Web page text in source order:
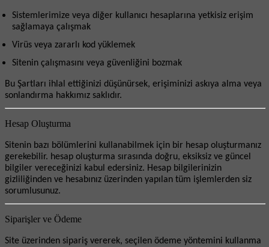
Sistemlerimize veya diğer kullanıcı hesaplarına yetkisiz erişim
sağlamaya çalışmak
Virüs veya zararlı kod yüklemek
Sitenin çalışmasını veya güvenliğini bozmak
Bu Şartları ihlal ettiğinizi düşünürsek, erişiminizi askıya alma veya
sonlandırma hakkımız saklıdır.
Hesap Oluşturma
Sitenin bazı bölümlerini kullanabilmek için bir hesap oluşturmanız
gerekebilir. hesap oluşturma sırasında doğru, eksiksiz ve güncel
bilgiler vereceğinizi kabul edersiniz. Hesap bilgilerinizin
gizliliğinden ve hesabınız üzerinden yapılan tüm işlemlerden siz
sorumlusunuz.
Siparişler ve Ödeme
Site üzerinden sipariş vererek, seçilen ödeme yöntemini kullanma